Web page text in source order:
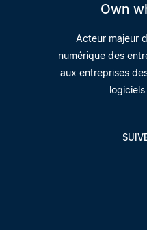
Own
Acteur majeur
numérique des
aux entreprises